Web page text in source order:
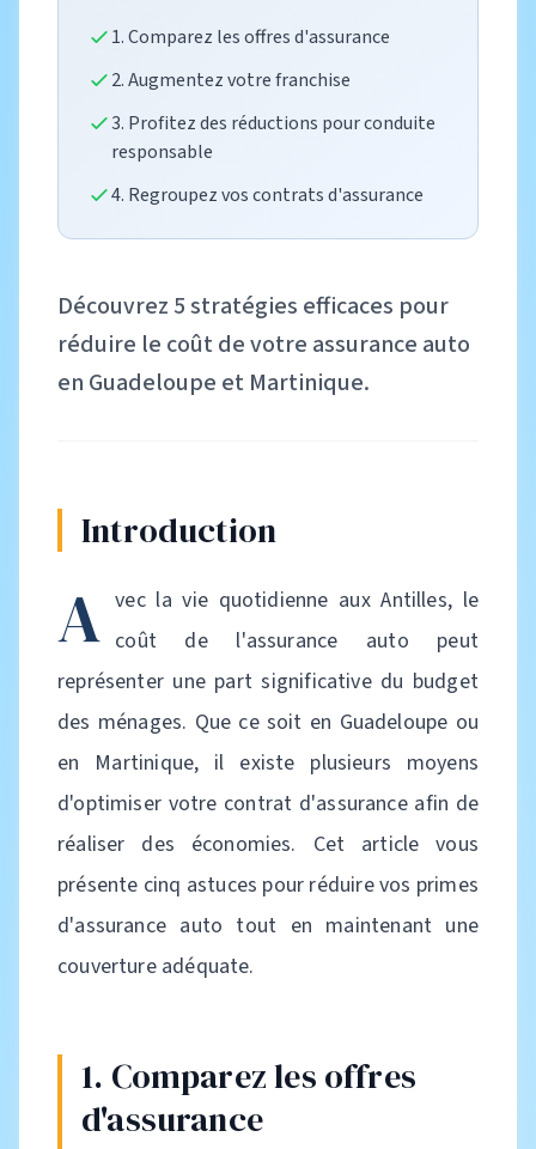
1. Comparez les offres d'assurance
2. Augmentez votre franchise
3. Profitez des réductions pour conduite
responsable
4. Regroupez vos contrats d'assurance
Découvrez 5 stratégies efficaces pour
réduire le coût de votre assurance auto
en Guadeloupe et Martinique.
Introduction
A vec la vie quotidienne aux Antilles, le
coût de l'assurance auto peut
représenter une part significative du budget
des ménages. Que ce soit en Guadeloupe ou
en Martinique, il existe plusieurs moyens
d'optimiser votre contrat d'assurance afin de
réaliser des économies. Cet article vous
présente cinq astuces pour réduire vos primes
d'assurance auto tout en maintenant une
couverture adéquate.
1. Comparez les offres
d'assurance